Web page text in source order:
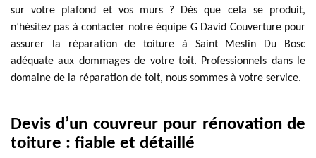
sur votre plafond et vos murs ? Dès que cela se produit,
n’hésitez pas à contacter notre équipe G David Couverture pour
assurer la réparation de toiture à Saint Meslin Du Bosc
adéquate aux dommages de votre toit. Professionnels dans le
domaine de la réparation de toit, nous sommes à votre service.
Devis d’un couvreur pour rénovation de
toiture : fiable et détaillé